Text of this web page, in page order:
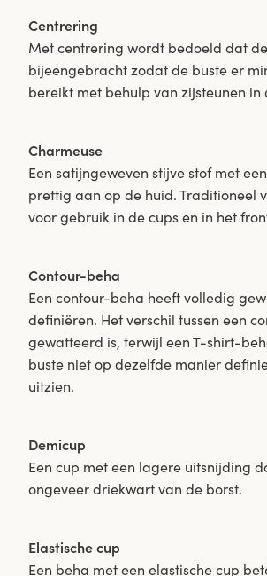
Centrering
Met centrering wordt bedoeld dat
bijeengebracht zodat de buste er
bereikt met behulp van zijsteunen
Charmeuse
Een satijngeweven stijve stof met
prettig aan op de huid. Traditioneel
voor gebruik in de cups en in het
Contour-beha
Een contour-beha heeft volledig
definiëren. Het verschil tussen een
gewatteerd is, terwijl een T-shirt-
buste niet op dezelfde manier
uitzien.
Demicup
Een cup met een lagere uitsnijding
ongeveer driekwart van de borst.
Elastische cup
Een beha met een elastische cup